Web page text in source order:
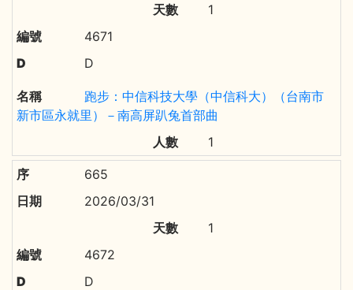
1
4671
D
跑步：中信科技大學（中信科大）（台南市
新市區永就里）－南高屏趴兔首部曲
1
665
2026/03/31
1
4672
D